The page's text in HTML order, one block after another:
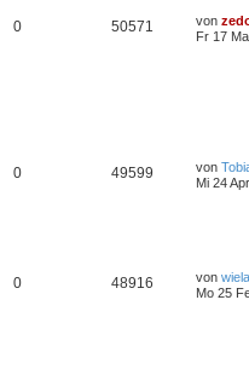
0 50571 von
Fr 17
0 49599 von
Mi 24
0 48916 von
Mo 25